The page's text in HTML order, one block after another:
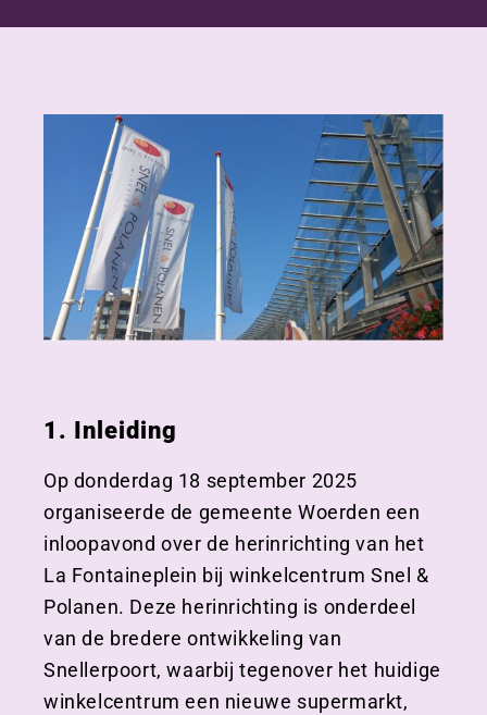
1. Inleiding
Op donderdag 18 september 2025
organiseerde de gemeente Woerden een
inloopavond over de herinrichting van het
La Fontaineplein bij winkelcentrum Snel &
Polanen. Deze herinrichting is onderdeel
van de bredere ontwikkeling van
Snellerpoort, waarbij tegenover het huidige
winkelcentrum een nieuwe supermarkt,